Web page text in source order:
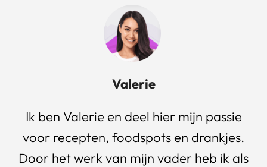
Valerie
Ik ben Valerie en deel hier mijn passie
voor recepten, foodspots en drankjes.
Door het werk van mijn vader heb ik als